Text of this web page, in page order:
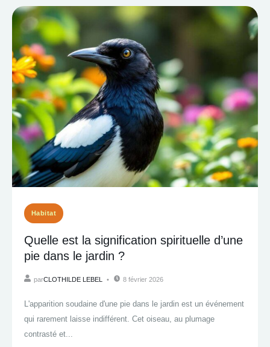
Habitat
Quelle est la signification spirituelle d’une
pie dans le jardin ?
parCLOTHILDE LEBEL 8 février 2026
L'apparition soudaine d'une pie dans le jardin est un événement
qui rarement laisse indifférent. Cet oiseau, au plumage
contrasté et...